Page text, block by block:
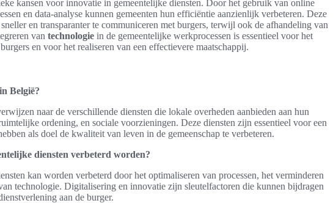
kansen voor innovatie in gemeentelijke diensten. Door het gebruik van online
en data-analyse kunnen gemeenten hun efficiëntie aanzienlijk verbeteren. Deze
en transparanter te communiceren met burgers, terwijl ook de afhandeling van
van technologie in de gemeentelijke werkprocessen is essentieel voor het
en voor het realiseren van een effectievere maatschappij.
België?
naar de verschillende diensten die lokale overheden aanbieden aan hun
ordening, en sociale voorzieningen. Deze diensten zijn essentieel voor een
als doel de kwaliteit van leven in de gemeenschap te verbeteren.
diensten verbeterd worden?
kan worden verbeterd door het optimaliseren van processen, het verminderen
technologie. Digitalisering en innovatie zijn sleutelfactoren die kunnen bijdragen
aan de burger.